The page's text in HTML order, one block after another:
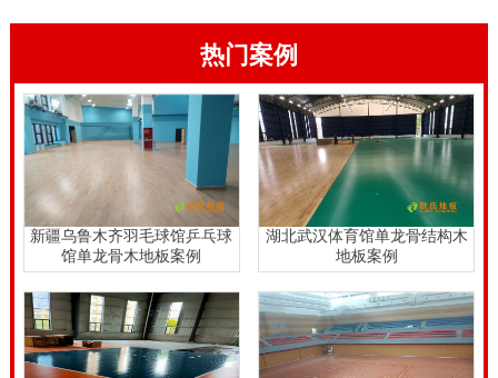
热门案例
新疆乌鲁木齐羽毛球馆乒乓球
馆单龙骨木地板案例
湖北武汉体育馆单龙骨结构木
地板案例